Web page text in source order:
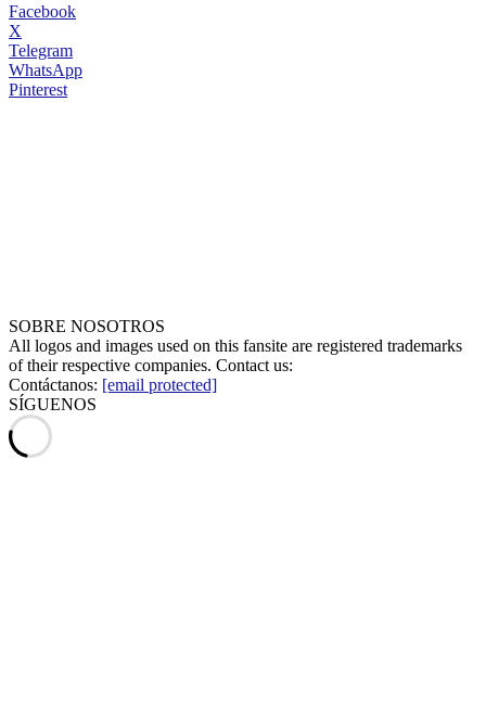
Facebook
X
Telegram
WhatsApp
Pinterest
SOBRE NOSOTROS
All logos and images used on this fansite are registered trademarks
of their respective companies. Contact us:
Contáctanos: [email protected]
SÍGUENOS